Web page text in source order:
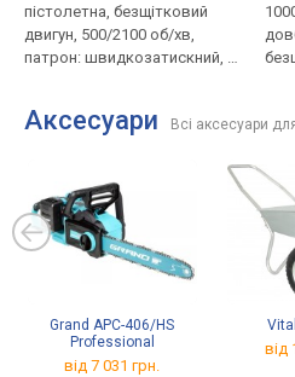
пістолетна, безщітковий
двигун, 500/2100 об/хв,
патрон: швидкозатискний, Ø
джерело живлення:
Аксесуари Всі аксесуари
Grand APC-406/HS
Professional
від 7 031 грн.
від